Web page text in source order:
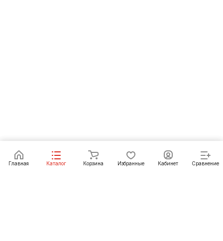
Под заказ
Главная Каталог Корзина Избранные Кабинет Сравнение